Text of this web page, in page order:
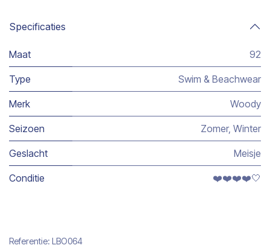
Specificaties
Maat 92
Type Swim & Beachwear
Merk Woody
Seizoen Zomer, Winter
Geslacht Meisje
Conditie ❤️❤️❤️❤️🤍
Referentie: LBO064